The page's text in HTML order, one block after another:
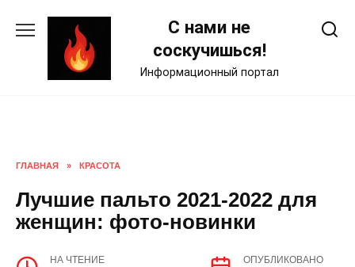
С нами не
соскучишься!
Информационный портал
ГЛАВНАЯ » КРАСОТА
Лучшие пальто 2021-2022 для
женщин: фото-новинки
НА ЧТЕНИЕ ОПУБЛИКОВАНО